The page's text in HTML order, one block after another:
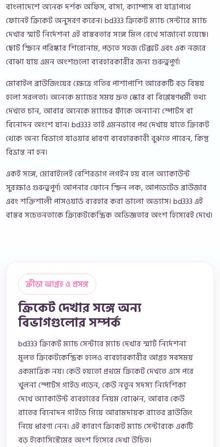
বাংলাদেশে অনেক দর্শক অফিস, বাসা, ক্যাম্পাস বা যাত্রাপথে
ফোনেই ক্রিকেট অনুসরণ করেন। bd333 ক্রিকেট ম্যাচ সেন্টারে ম্যাচ
দেখার স্মার্ট নির্দেশনা এই বাস্তবতার সঙ্গে মিল রেখে সাজানো হয়েছে।
ছোট স্ক্রিনে পরিষ্কার শিরোনাম, পড়তে সহজ টেক্সট এবং এক নজরে
বোঝা যায় এমন অংশগুলো ব্যবহারকারীর জন্য গুরুত্বপূর্ণ।
মোবাইল ব্রাউজিংয়ের ক্ষেত্রে গতির পাশাপাশি আরেকটি বড় বিষয়
হলো সরলতা। অনেকে ম্যাচের সময় দ্রুত স্কোর বা বিশ্লেষণধর্মী তথ্য
দেখতে চান, আবার অনেকে ম্যাচের ফাঁকে অন্যান্য স্পোর্টস বা
বিনোদন অংশে যান। bd333 তাই এমনভাবে পথ দেখায় যাতে ক্রিকেট
থেকে অন্য বিভাগে যাওয়ার ধারণা ব্যবহারকারী বুঝতে পারেন, কিন্তু
বিভ্রান্ত না হন।
একই সঙ্গে, মোবাইলেই বেশিরভাগ লগইন হয় বলে অ্যাকাউন্ট
সুরক্ষাও গুরুত্বপূর্ণ। আপনার ফোনে স্ক্রিন লক, আপডেটেড ব্রাউজার
এবং শক্তিশালী পাসওয়ার্ড ব্যবহার করা ভালো অভ্যাস। bd333 এই
বাস্তব সচেতনতাকে ক্রিকেটকেন্দ্রিক অভিজ্ঞতার অংশ হিসেবেই দেখে।
ক্রীড়া আগ্রহ ও প্রসঙ্গ
ক্রিকেট দেখার সঙ্গে অন্য
বিভাগগুলোর সম্পর্ক
bd333 ক্রিকেট ম্যাচ সেন্টারে ম্যাচ দেখার স্মার্ট নির্দেশনা
মূলত ক্রিকেটকেন্দ্রিক হলেও ব্যবহারকারীর আগ্রহ সবসময়
একমাত্রিক নয়। কেউ হয়তো প্রথমে ক্রিকেট দেখতে এসে পরে
খুলনা স্পোর্টস গাইড পড়েন, কেউ নতুন সদস্য নির্দেশিকা
দেখে অ্যাকাউন্ট ব্যবহারের নিয়ম বোঝেন, আবার কেউ
রাতের বিনোদন গাইডে গিয়ে আরামদায়ক রাতের ব্রাউজিং
নিয়ে ধারণা নেন। এই কারণে ক্রিকেট ম্যাচ সেন্টারকে একটি
বড় ইকোসিস্টেমের অংশ হিসেবে দেখা উচিত।